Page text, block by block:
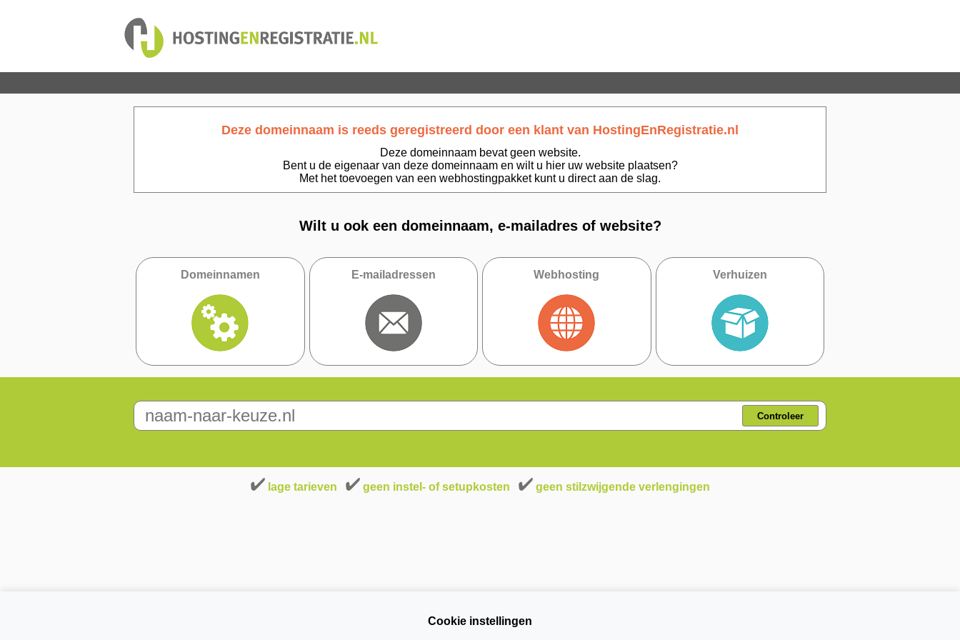
Deze domeinnaam is reeds geregistreerd door een klant van HostingEnRegistratie.nl
Deze domeinnaam bevat geen website.
Bent u de eigenaar van deze domeinnaam en wilt u hier uw website plaatsen?
Met het toevoegen van een webhostingpakket kunt u direct aan de slag.
Wilt u ook een domeinnaam, e-mailadres of website?
Domeinnamen E-mailadressen Webhosting Verhuizen
Controleer
lage tarieven geen instel- of setupkosten geen stilzwijgende verlengingen
Cookie instellingen